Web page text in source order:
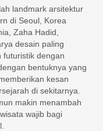
landmark arsitektur
di Seoul, Korea
Zaha Hadid,
desain paling
futuristik dengan
bentuknya yang
kesan
di sekitarnya.
makin menambah
wajib bagi